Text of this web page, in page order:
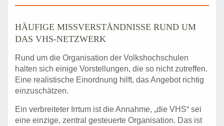
HÄUFIGE MISSVERSTÄNDNISSE RUND UM
DAS VHS-NETZWERK
Rund um die Organisation der Volkshochschulen
halten sich einige Vorstellungen, die so nicht zutreffen.
Eine realistische Einordnung hilft, das Angebot richtig
einzuschätzen.
Ein verbreiteter Irrtum ist die Annahme, „die VHS“ sei
eine einzige, zentral gesteuerte Organisation. Das ist